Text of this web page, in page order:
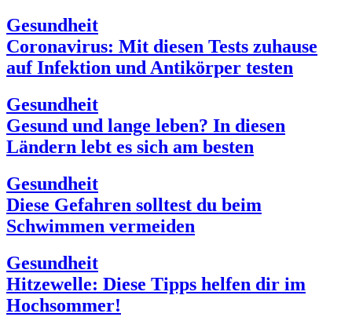
Gesundheit
Coronavirus: Mit diesen Tests zuhause
auf Infektion und Antikörper testen
Gesundheit
Gesund und lange leben? In diesen
Ländern lebt es sich am besten
Gesundheit
Diese Gefahren solltest du beim
Schwimmen vermeiden
Gesundheit
Hitzewelle: Diese Tipps helfen dir im
Hochsommer!